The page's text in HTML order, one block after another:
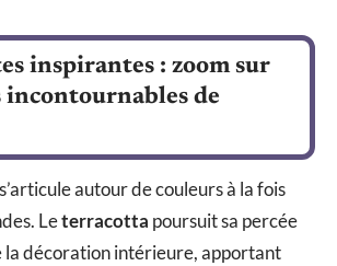
inspirantes : zoom sur
incontournables de
autour de couleurs à la fois
Leterracotta poursuit sa percée
la décoration intérieure, apportant